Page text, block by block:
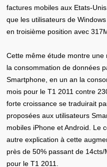
factures mobiles aux Etats-
que les utilisateurs de
en troisième position avec
Cette même étude montre
la consommation de données
Smartphone, en un an la
mois pour le T1 2011 contre
forte croissance se traduirait
proposées aux utilisateurs
mobiles iPhone et Android. Le
autre explication à cette
près de 50% passant de
pour le T1 2011.